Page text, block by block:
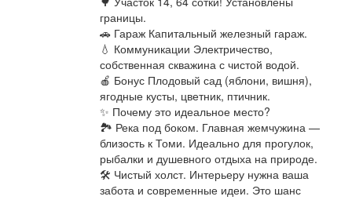
границы.
🚗 Гараж Капитальный железный гараж.
💧 Коммуникации Электричество,
собственная скважина с чистой водой.
🍎 Бонус Плодовый сад (яблони, вишня),
ягодные кусты, цветник, птичник.
✨ Почему это идеальное место?
🏞 Река под боком. Главная жемчужина —
близость к Томи. Идеально для прогулок,
рыбалки и душевного отдыха на природе.
🛠 Чистый холст. Интерьеру нужна ваша
забота и современные идеи. Это шанс